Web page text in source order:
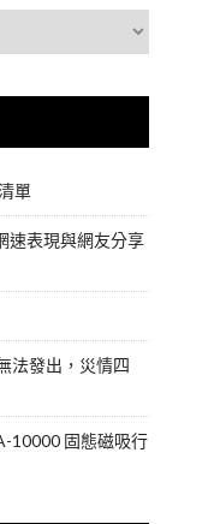
單
速表現與網友分享
法發出，災情四
10000 固態磁吸行